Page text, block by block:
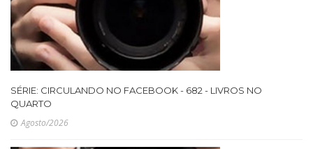
SÉRIE: CIRCULANDO NO FACEBOOK - 682 - LIVROS NO
QUARTO
Agosto/2026